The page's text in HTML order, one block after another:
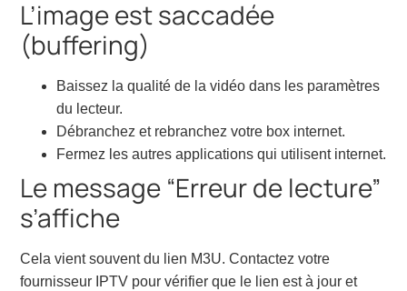
L’image est saccadée
(buffering)
Baissez la qualité de la vidéo dans les paramètres
du lecteur.
Débranchez et rebranchez votre box internet.
Fermez les autres applications qui utilisent internet.
Le message “Erreur de lecture”
s’affiche
Cela vient souvent du lien M3U. Contactez votre
fournisseur IPTV pour vérifier que le lien est à jour et